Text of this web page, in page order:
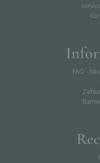
FAQ -